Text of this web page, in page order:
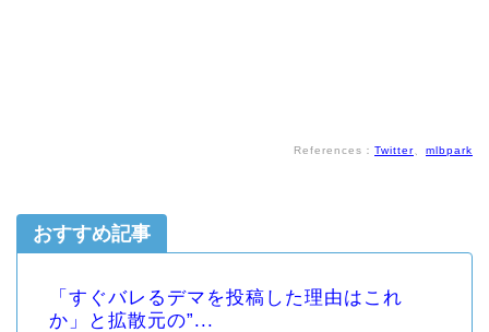
References： Twitter mlbpark
おすすめ記事
「すぐバレるデマを投稿した理由はこれ
か」と拡散元の”...